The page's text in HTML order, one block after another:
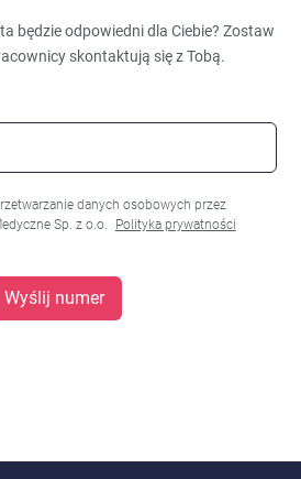
będzie odpowiedni dla Ciebie?Zostaw
skontaktują się z Tobą.
danych osobowych przez
Sp. z o.o.
Polityka prywatności
Wyślij numer